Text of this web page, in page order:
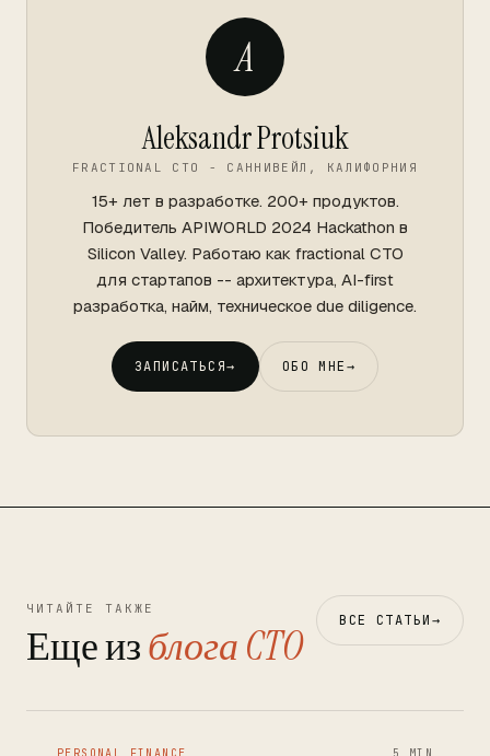
A
Aleksandr Protsiuk
FRACTIONAL CTO - САННИВЕЙЛ, КАЛИФОРНИЯ
15+ лет в разработке. 200+ продуктов.
Победитель APIWORLD 2024 Hackathon в
Silicon Valley. Работаю как fractional CTO
для стартапов -- архитектура, AI-first
разработка, найм, техническое due diligence.
ЗАПИСАТЬСЯ→ ОБО МНЕ→
ЧИТАЙТЕ ТАКЖЕ
Еще изблога CTO ВСЕ СТАТЬИ→